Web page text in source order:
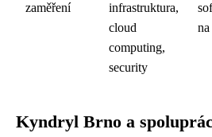
zaměření
infrastruktura,
cloud
computing,
security
Kyndryl Brno a